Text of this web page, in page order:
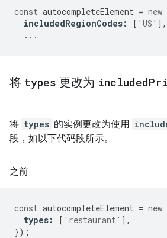
const autocompleteElement = new
includedRegionCodes: [ 'US' ],
...
将 types 更改为 included
将 types 的实例更改为使用
段，如以下代码段所示。
之前
const autocompleteElement = new
types: [ 'restaurant' ],
});